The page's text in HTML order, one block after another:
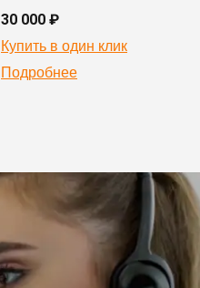
30 000 ₽
Купить в один клик
Подробнее